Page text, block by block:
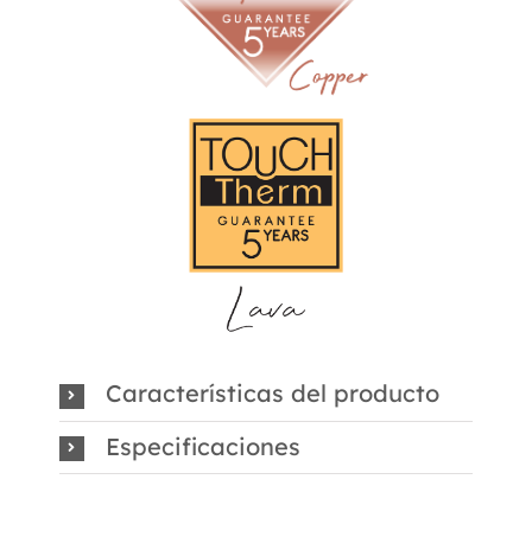
Características del producto
Especificaciones